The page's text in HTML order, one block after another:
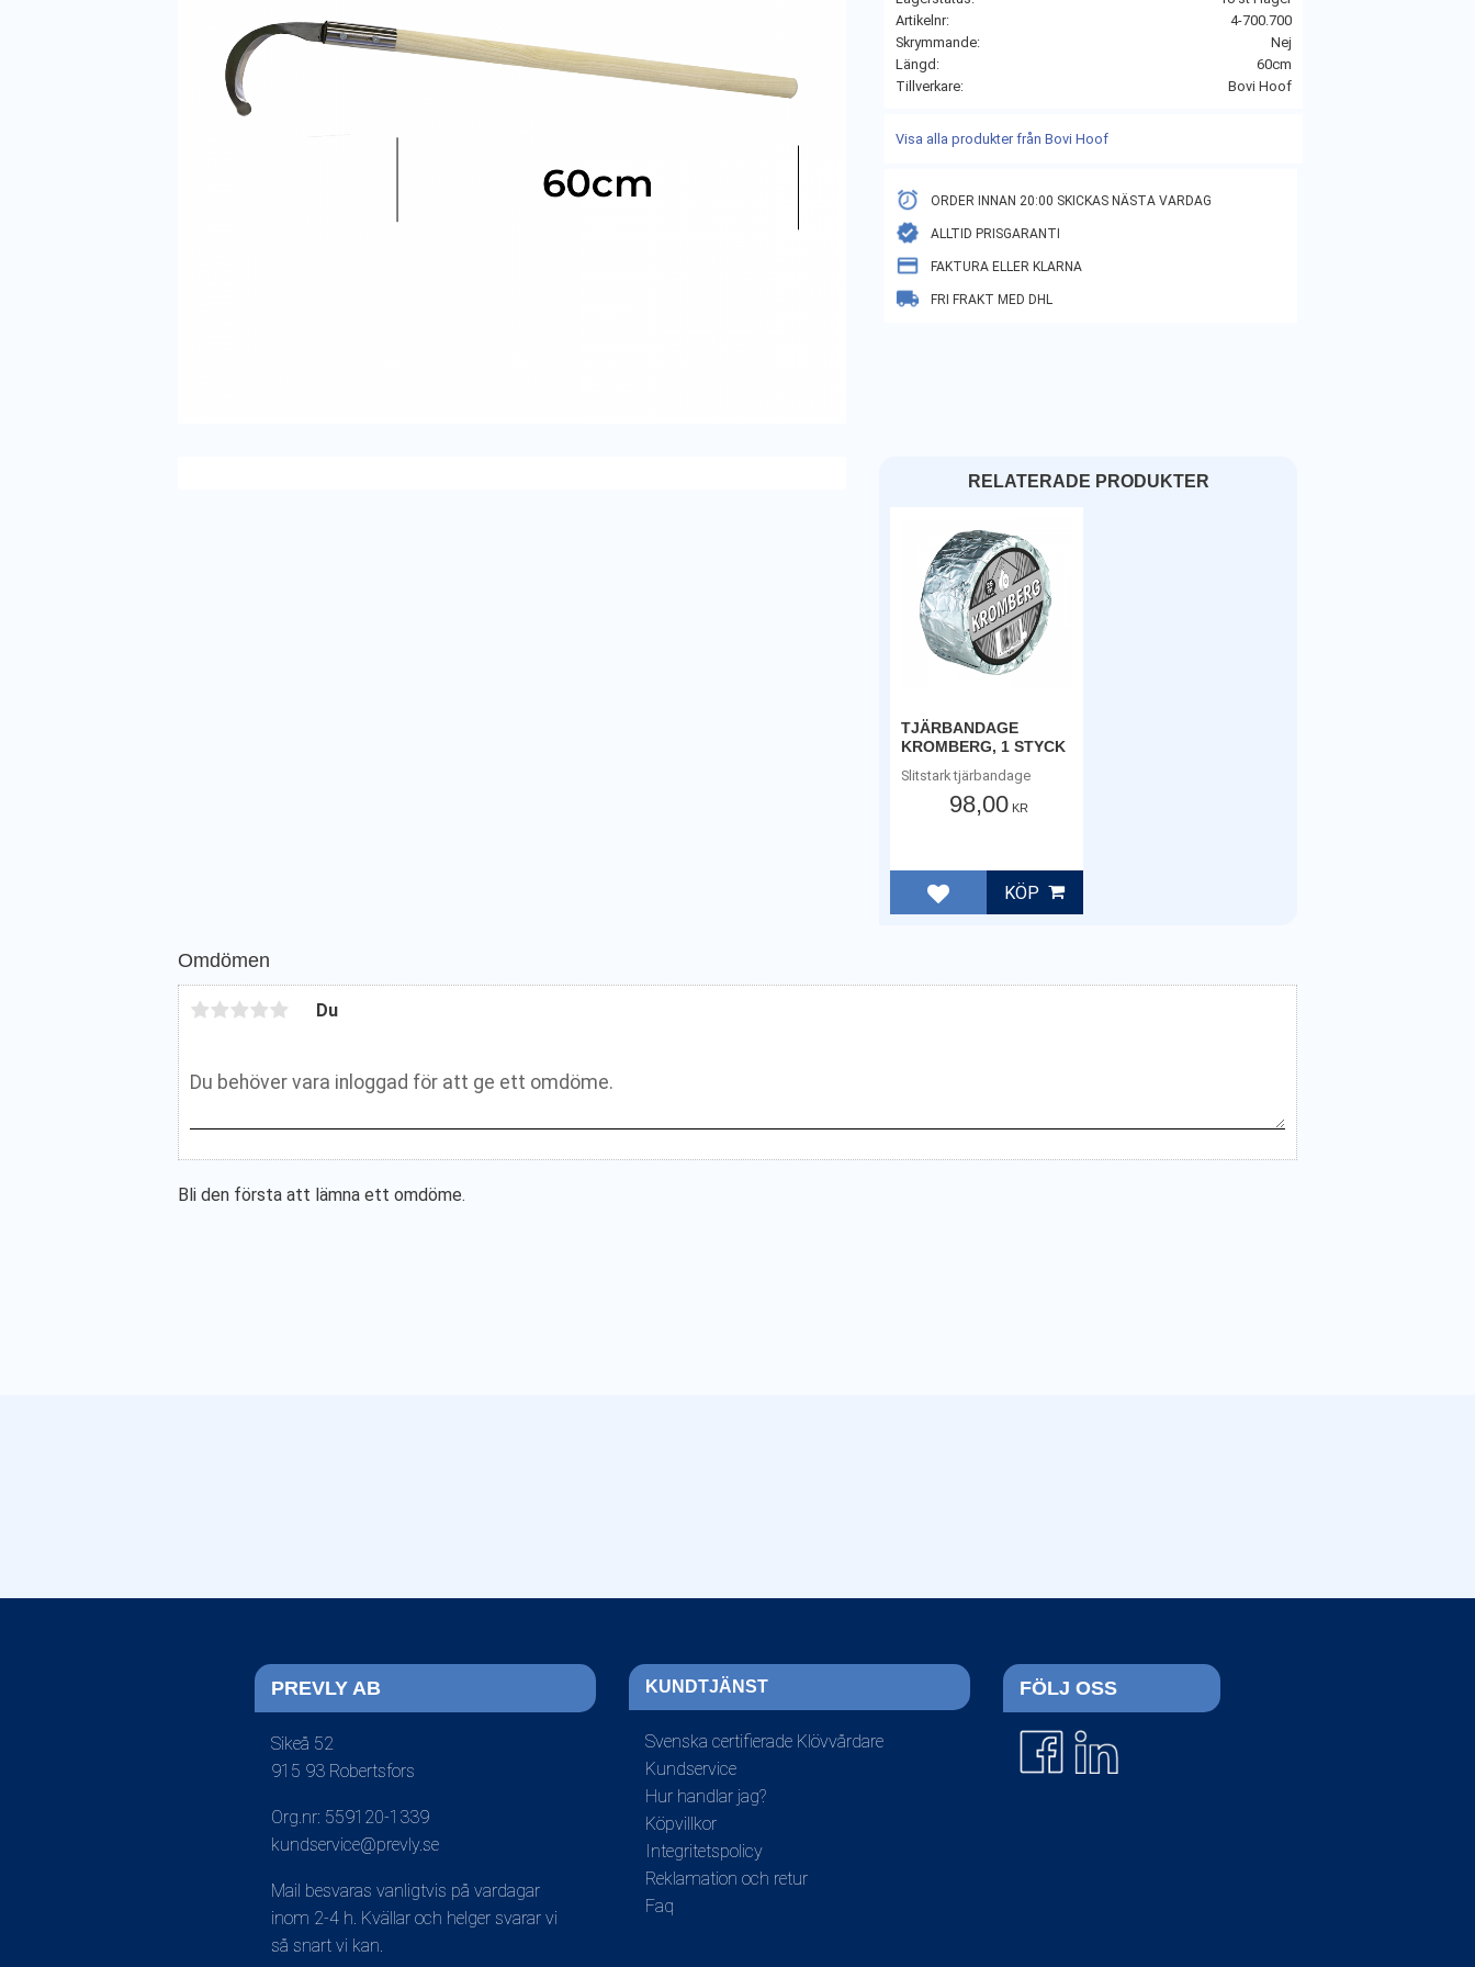
Artikelnr
4-700.700
Skrymmande
Nej
Längd
60cm
Tillverkare
Bovi Hoof
Visa alla produkter från Bovi Hoof
ORDER INNAN 20:00 SKICKAS NÄSTA VARDAG
ALLTID PRISGARANTI
FAKTURA ELLER KLARNA
FRI FRAKT MED DHL
Omdömen
Du
Bli den första att lämna ett omdöme.
RELATERADE PRODUKTER
TJÄRBANDAGE
KROMBERG, 1 STYCK
Slitstark tjärbandage
98,00KR
Lägg till i favoriter
KÖP
PREVLY AB
Sikeå 52
915 93 Robertsfors
Org.nr: 559120-1339
kundservice@prevly.se
Mail besvaras vanligtvis på vardagar
inom 2-4 h. Kvällar och helger svarar vi
så snart vi kan.
KUNDTJÄNST
Svenska certifierade Klövvårdare
Kundservice
Hur handlar jag?
Köpvillkor
Integritetspolicy
Reklamation och retur
Faq
FÖLJ OSS